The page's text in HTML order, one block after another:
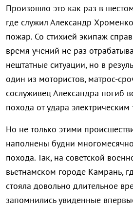
Произошло это как раз в
где служил Александр
пожар. Со стихией экипаж
время учений не раз
нештатные ситуации, но в
один из мотористов, матрос-
сослуживец Александра погиб
похода от удара электрическим
Но не только этими
наполнены будни
похода. Так, на советской
вьетнамском городе Камрань,
стояла довольно длительное
запомнились увиденные